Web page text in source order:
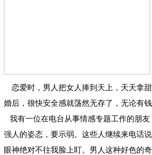
恋爱时，男人把女人捧到天上，天天拿
婚后，很快安全感就荡然无存了，无论有
我有一位在电台从事情感专题工作的朋
强人的姿态，要示弱。这些人继续来电话
眼神绝对不往我脸上盯。男人这种好色的